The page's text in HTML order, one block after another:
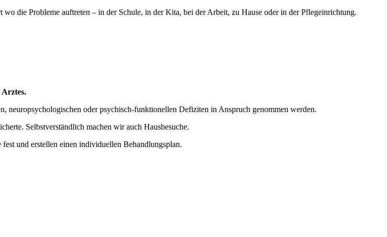
die Probleme auftreten – in der Schule, in der Kita, bei der Arbeit, zu Hause oder in der Pflegeinrichtung.
Arztes.
neuropsychologischen oder psychisch-funktionellen Defiziten in Anspruch genommen werden.
Selbstverständlich machen wir auch Hausbesuche.
und erstellen einen individuellen Behandlungsplan.